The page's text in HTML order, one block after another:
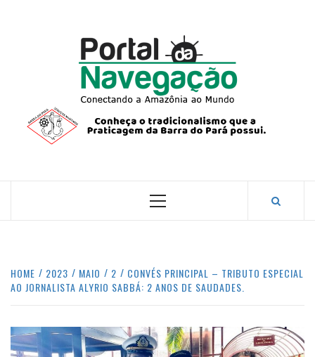
CONECTANDO A AMAZÔNIA COM O MUNDO.
Primary
HOME 2023 MAIO 2
CONVÉS PRINCIPAL – TRIBUTO ESPECIAL
AO JORNALISTA ALYRIO SABBÁ: 2 ANOS DE SAUDADES.